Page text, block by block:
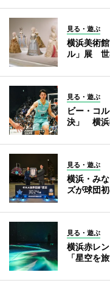
見る・遊ぶ
横浜美術
ル」展 世
見る・遊ぶ
ビー・コ
決」 横浜
見る・遊ぶ
横浜・み
ズが球団
見る・遊ぶ
横浜赤レ
「星空を